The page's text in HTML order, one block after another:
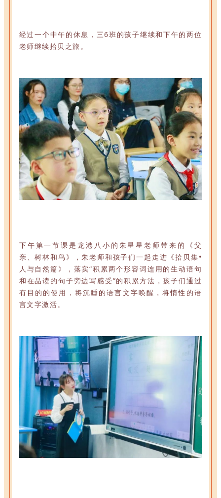
经过一个中午的休息，三6班的孩子继续和下午的两位
老师继续拾贝之旅。
下午第一节课是龙港八小的朱星星老师带来的《父
亲、树林和鸟》，朱老师和孩子们一起走进《拾贝集•
人与自然篇》，落实“积累两个形容词连用的生动语句
和在品读的句子旁边写感受”的积累方法，孩子们通过
有目的的使用，将沉睡的语言文字唤醒，将惰性的语
言文字激活。